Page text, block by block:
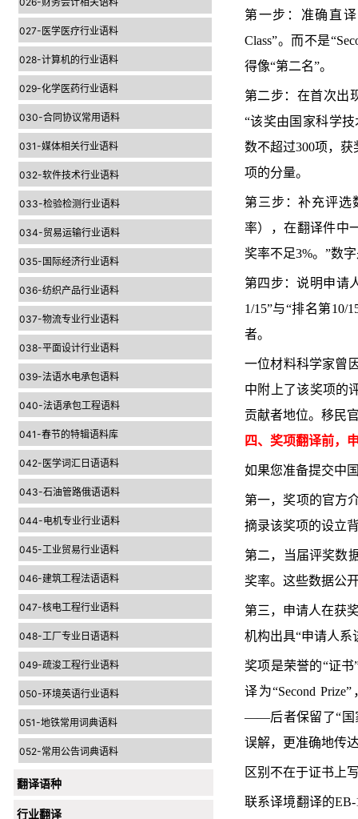
027-医学医疗行业语料
028-计算机的行业语料
029-化学医药行业语料
030-合同协议常用语料
031-媒体相关行业语料
032-软件技术行业语料
033-检验检测行业语料
034-贸易运输行业语料
035-国际经济行业语料
036-纺织产品行业语料
037-物流专业行业语料
038-平面设计行业语料
039-法语水电承包语料
040-法语承包工程语料
041-春节的特辑语料库
042-医学词汇日语语料
043-石油管路俄语语料
044-电机专业行业语料
045-工业贸易行业语料
046-建筑工程法语语料
047-核电工程行业语料
048-工厂专业日语语料
049-疏浚工程行业语料
050-环境英语行业语料
051-地铁常用词典语料
052-常用公告词典语料
翻译语种
行业翻译
第一步：准确直译
Class”。而不是
得像“第二名”。
第二步：在首次出
“该奖由国家科学
数不超过300项，
项的分量。
第三步：补充评选
率），在翻译件中
奖率不足3%。”数
第四步：说明申请
1/15”与“排名第
者。
一位材料科学家曾
中附上了该奖项的
贡献者地位。移民
四、奖项翻译前，
如果您准备提交中
第一，奖项的官方
摘录该奖项的设立
第二，当届评奖数
奖率。这些数据公
第三，申请人在获
机构出具“申请人系
奖项是荣誉的“证
译为“Second Prize”
——后者保留了“国
误解，更准确地传
区别不在于证书上
联系译境翻译的